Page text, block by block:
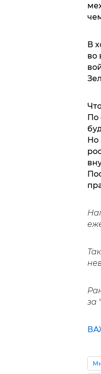
В
во
По
Но
за